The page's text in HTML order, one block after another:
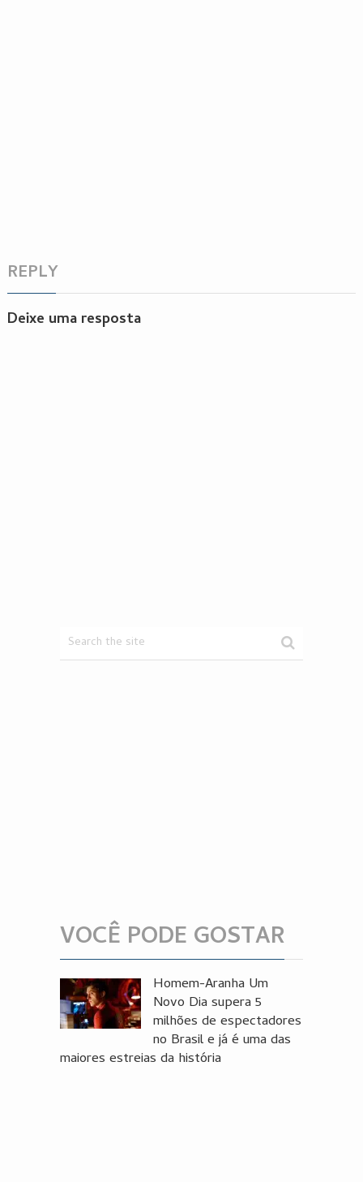
REPLY
Deixe uma resposta
VOCÊ PODE GOSTAR
Homem-Aranha Um
Novo Dia supera 5
milhões de espectadores
no Brasil e já é uma das
maiores estreias da história